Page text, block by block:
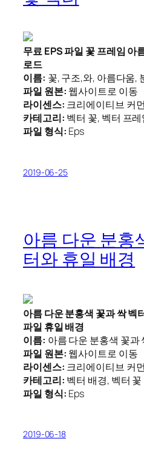
무료 EPS 파일 꽃 프레임 아
로드
이름: 꽃, 구조,와, 아름다움,
파일 원본: 웹사이트로 이동
라이센스: 크리에이티브 커
카테고리: 벡터 꽃, 벡터 프
파일 형식: Eps
2019-06-25
아름 다운 분홍
터와 휴일 배경
아름 다운 분홍색 꽃과 싹 벡
파일 휴일 배경
이름: 아름 다운 분홍색 꽃과
파일 원본: 웹사이트로 이동
라이센스: 크리에이티브 커
카테고리: 벡터 배경, 벡터 꽃
파일 형식: Eps
2019-06-18